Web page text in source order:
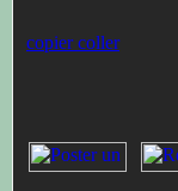
copier coller